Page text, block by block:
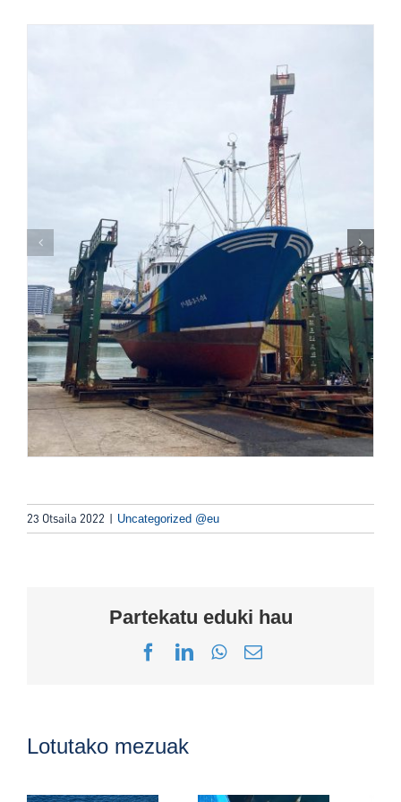
23 Otsaila 2022 | Uncategorized @eu
Partekatu eduki hau
Facebook
LinkedInWhatsApp
Email
Lotutako mezuak